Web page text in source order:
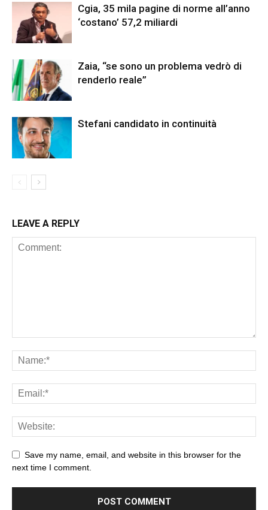
Cgia, 35 mila pagine di norme all’anno
‘costano’ 57,2 miliardi
Zaia, “se sono un problema vedrò di
renderlo reale”
Stefani candidato in continuità
LEAVE A REPLY
Save my name, email, and website in this browser for the
next time I comment.